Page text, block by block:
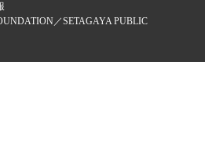
／SETAGAYA PUBLIC